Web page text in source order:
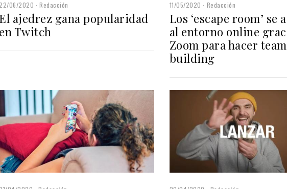
22/06/2020 Redacción
El ajedrez gana popularidad
en Twitch
11/05/2020 Redacción
Los ‘escape room’ se
al entorno online
Zoom para hacer
building